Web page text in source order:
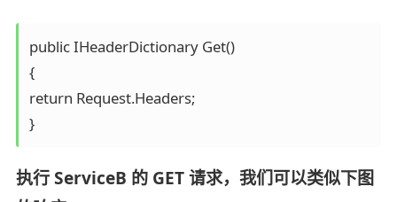
public IHeaderDictionary Get()
{
return Request.Headers;
}
执行 ServiceB 的 GET 请求，我们可以类似下图